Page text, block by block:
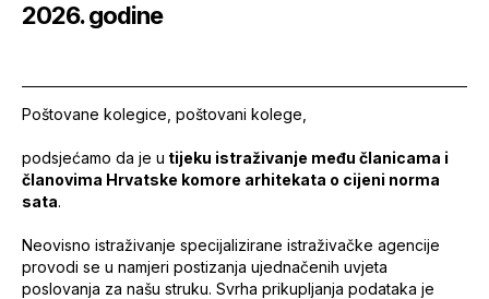
2026. godine
Poštovane kolegice, poštovani kolege,
podsjećamo da je u tijeku istraživanje među članicama i
članovima Hrvatske komore arhitekata o cijeni norma
sata.
Neovisno istraživanje specijalizirane istraživačke agencije
provodi se u namjeri postizanja ujednačenih uvjeta
poslovanja za našu struku. Svrha prikupljanja podataka je